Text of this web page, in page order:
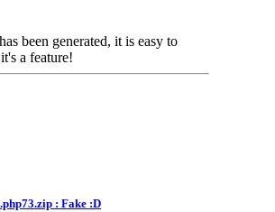
been generated, it is easy to
a feature!
: Fake :D